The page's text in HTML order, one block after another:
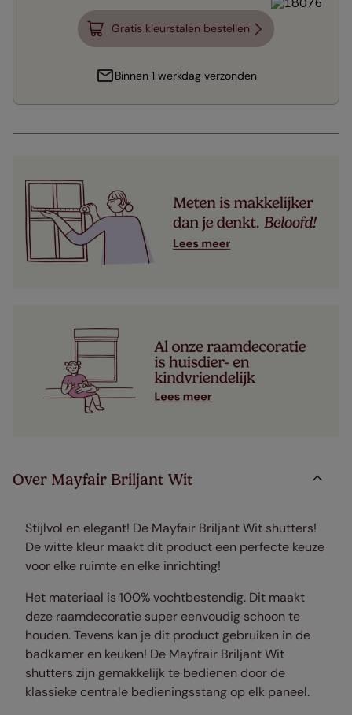
Gratis kleurstalen bestellen
Binnen 1 werkdag verzonden
Over Mayfair Briljant Wit
Stijlvol en elegant! De Mayfair Briljant Wit shutters!
De witte kleur maakt dit product een perfecte keuze
voor elke ruimte en elke inrichting!
Het materiaal is 100% vochtbestendig. Dit maakt
deze raamdecoratie super eenvoudig schoon te
houden. Tevens kan je dit product gebruiken in de
badkamer en keuken! De Mayfrair Briljant Wit
shutters zijn gemakkelijk te bedienen door de
klassieke centrale bedieningsstang op elk paneel.